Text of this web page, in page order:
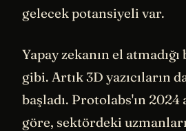
gelecek potansiyeli var.
Yapay zekanın el
gibi. Artık 3D yazıcıların
başladı. Protolabs'ın 2024
göre, sektördeki